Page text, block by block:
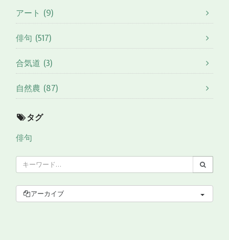
アート (9)
俳句 (517)
合気道 (3)
自然農 (87)
タグ
俳句
アーカイブ